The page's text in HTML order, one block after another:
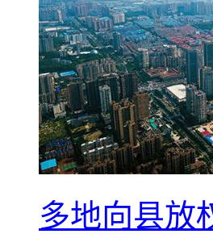
多地向县放